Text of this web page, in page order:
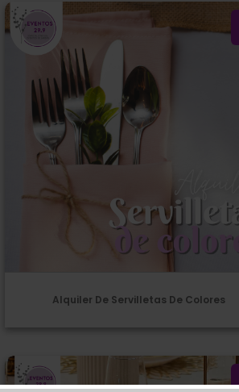
Alquiler de servilletas de colores
Alquiler De Servilletas De Colores
Alquiler de Individuales Dorados